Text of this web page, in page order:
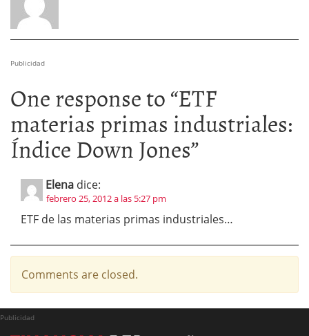
Publicidad
One response to “ETF
materias primas industriales:
Índice Down Jones”
Elena dice:
febrero 25, 2012 a las 5:27 pm
ETF de las materias primas industriales…
Comments are closed.
Publicidad